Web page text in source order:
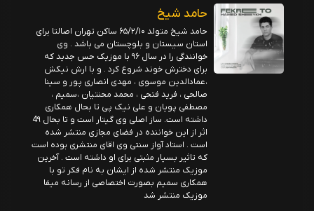
حامد شیخ
حامد شیخ متولد ۶۵/۲/۱۰ ساکن تهران اصالتا برای
استان سیستان و بلوچستان می باشد . وی
خوانندگی را در سال ۹۶ با موزیک حس جدید که
برای دخترش خوند شروع کرد . و با ارش نیکش
،عمادالدین موسوی ، مهدی انصاری پور و سینا
صالحی ، فرید فتحی ، محمد محنتیان ،سمیم ،
مصطفی پویان و علی نیک پی تا بحال همکاری
داشته است. ساز اصلی وی گیتار است و تا بحال 4۹
اثر از این خواننده در فضای مجازی منتشر شده
است . استاد آواز سنتی وی اقای منتشری بوده است
که تاثیر بسیار مثبتی برای او داشته است . آخرین
موزیک منتشر شده از ایشان به نام فکر تو با
همکاری سمیم بصورت اختصاصی از رسانه میفا
موزیک منتشر شد